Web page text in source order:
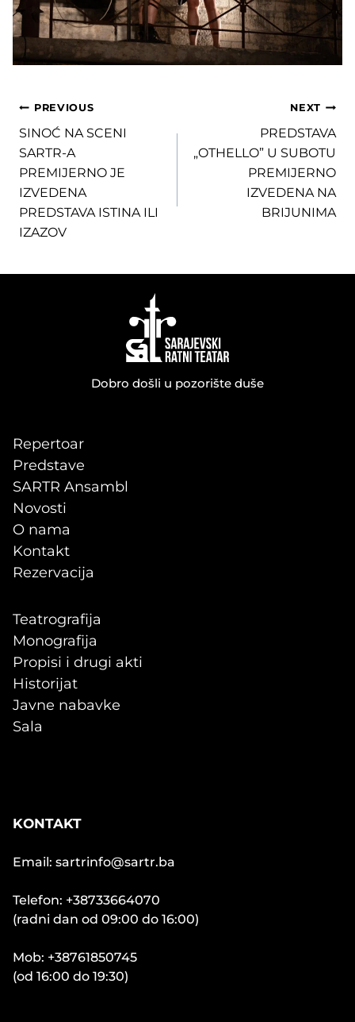
Post
navigation
PREVIOUS
SINOĆ NA SCENI
SARTR-A
PREMIJERNO JE
IZVEDENA
PREDSTAVA ISTINA ILI
IZAZOV
NEXT
PREDSTAVA
„OTHELLO” U SUBOTU
PREMIJERNO
IZVEDENA NA
BRIJUNIMA
Dobro došli u pozorište duše
Repertoar
Predstave
SARTR Ansambl
Novosti
O nama
Kontakt
Rezervacija
Teatrografija
Monografija
Propisi i drugi akti
Historijat
Javne nabavke
Sala
KONTAKT
Email: sartrinfo@sartr.ba
Telefon: +38733664070
(radni dan od 09:00 do 16:00)
Mob: +38761850745
(od 16:00 do 19:30)